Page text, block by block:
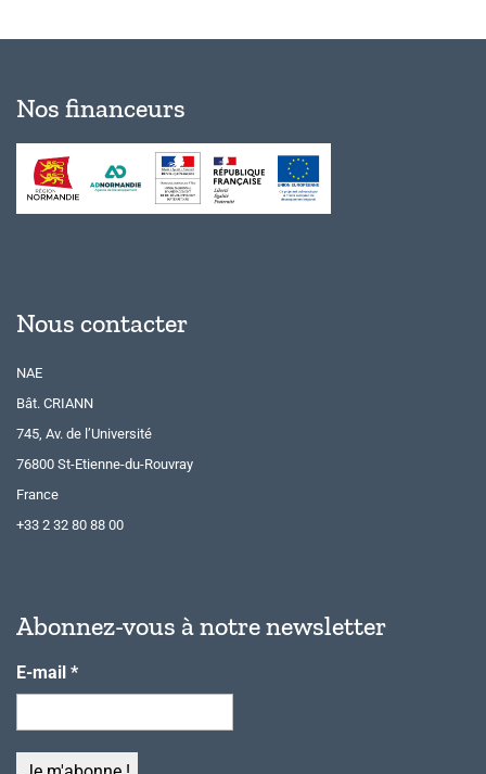
Nos financeurs
Nous contacter
NAE
Bât. CRIANN
745, Av. de l’Université
76800 St-Etienne-du-Rouvray
France
+33 2 32 80 88 00
Abonnez-vous à notre newsletter
E-mail *